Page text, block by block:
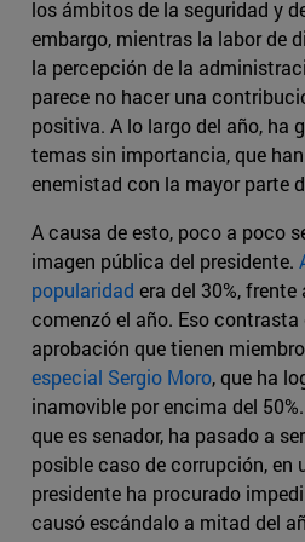
los ámbitos de la seguridad y
embargo, mientras la labor de
la percepción de la
parece no hacer una
positiva. A lo largo del año, ha
temas sin importancia, que
enemistad con la mayor parte
A causa de esto, poco a poco
imagen pública del presidente.
popularidad era del 30%, frente
comenzó el año. Eso
aprobación que tienen
especial Sergio Moro, que ha
inamovible por encima del
que es senador, ha pasado a
posible caso de corrupción, en
presidente ha procurado
causó escándalo a mitad del